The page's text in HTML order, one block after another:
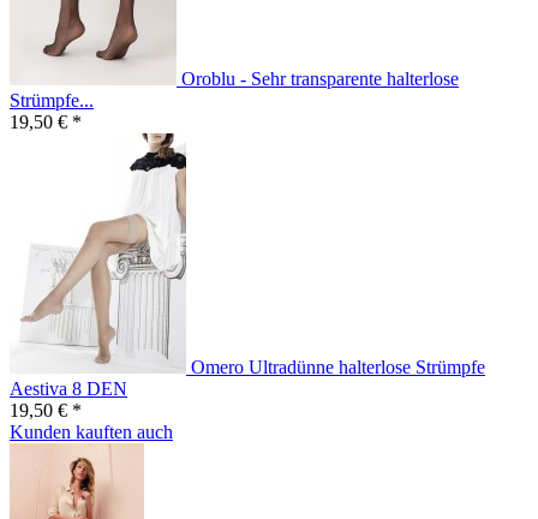
Oroblu - Sehr transparente halterlose
Strümpfe...
19,50 € *
Omero Ultradünne halterlose Strümpfe
Aestiva 8 DEN
19,50 € *
Kunden kauften auch